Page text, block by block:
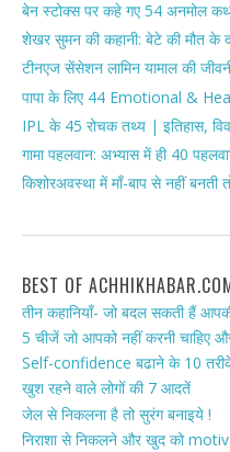
बेन स्टोक्स पर कहे गए 54 अनमोल
शेखर सुमन की कहानी: बेटे की मौत के
टीनएज सेंसेशन लामिन यामाल की
पापा के लिए 44 Emotional &
IPL के 45 रोचक तथ्य | इतिहास,
गामा पहलवान: अभ्यास में ही 40
किशोरअवस्था में माँ-बाप से नहीं बनती
BEST OF
तीन कहानियाँ- जो बदल सकती हैं
5 चीजें जो आपको नहीं करनी चाहिए
Self-confidence बढाने के 10
खुश रहने वाले लोगों की 7 आदतें
जेल से निकलना है तो सुरंग बनाइये !
निराशा से निकलने और खुद को